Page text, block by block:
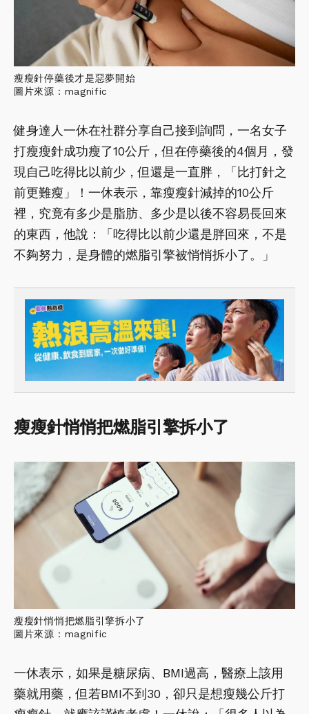
瘦瘦針停藥後才是惡夢開始
圖片來源：magnific
健身達人一休在社群分享自己接到詢問，一名女子
打瘦瘦針成功瘦了10公斤，但在停藥後的4個月，發
現自己吃得比以前少，但還是一直胖，「比打針之
前更難瘦」！一休表示，靠瘦瘦針減掉的10公斤
裡，究竟有多少是脂肪、多少是以後不容易長回來
的東西，他說：「吃得比以前少還是胖回來，不是
不夠努力，​是身體的燃脂引擎被悄悄拆小了。」
瘦瘦針悄悄把燃脂引擎拆小了
瘦瘦針悄悄把燃脂引擎拆小了
圖片來源：magnific
一休表示，如果是糖尿病、BMI過高，醫療上該用
藥就用藥，但若BMI不到30，卻只是想瘦幾公斤打